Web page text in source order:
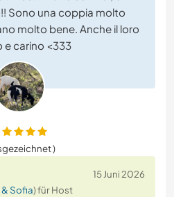
Sono una coppia molto
molto bene. Anche il loro
carino <333
)
15 Juni 2026
& Sofia) für Host